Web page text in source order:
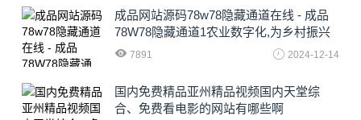
成品网站源码78w78隐藏通道在线 - 成品
78W78隐藏通道1农业数字化,为乡村振兴
注入新动力
7891 2024-12-14
国内免费精品亚州精品视频国内天堂综
合、免费看电影的网站有哪些啊